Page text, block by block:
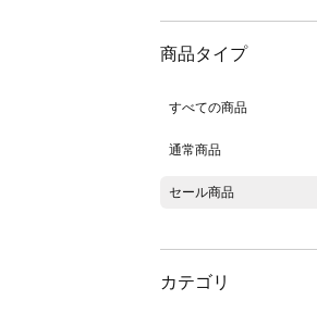
商品タイプ
すべての商品
通常商品
セール商品
カテゴリ